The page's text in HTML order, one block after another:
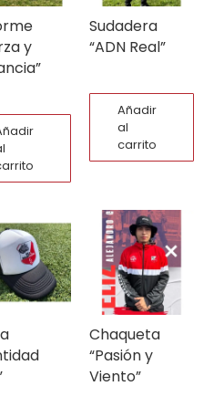
y
Sudadera
“ADN Real”
Añadir
al
carrito
Chaqueta
“Pasión y
Viento”